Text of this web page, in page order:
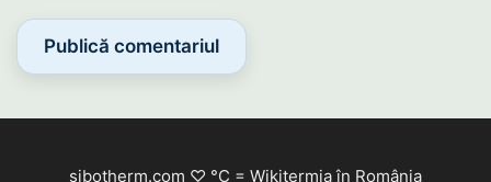
sibotherm.com ♡ °C = Wikitermia în România